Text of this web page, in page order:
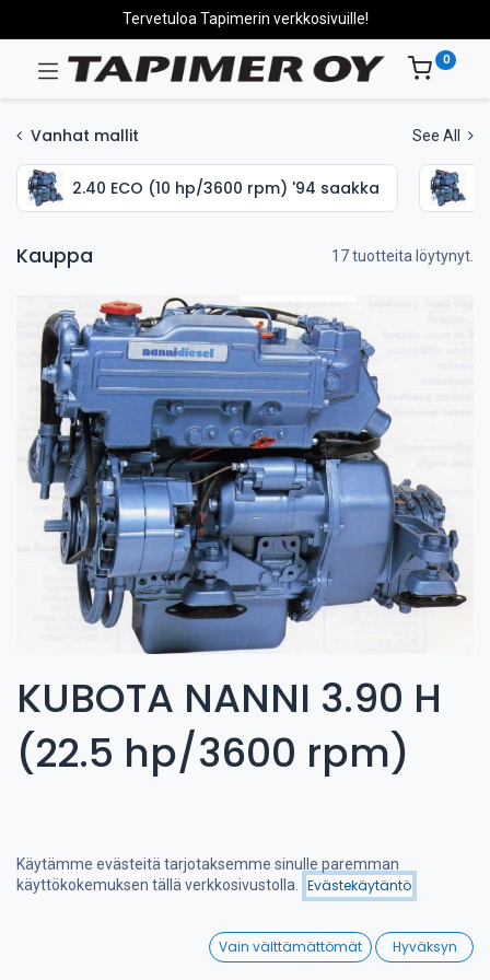
Suodattimet
Hinta - alhaisesta
korkeimpaan
Wishlist
Tervetuloa Tapimerin verkkosivuille!
0
Vanhat mallit See All
2.40 ECO (10 hp/3600 rpm) '94 saakka
Kauppa 17 tuotteita löytynyt.
KUBOTA NANNI 3.90 H
(22.5 hp/3600 rpm)
Käytämme evästeitä tarjotaksemme sinulle paremman
käyttökokemuksen tällä verkkosivustolla.
Evästekäytäntö
Vain välttämättömät Hyväksyn